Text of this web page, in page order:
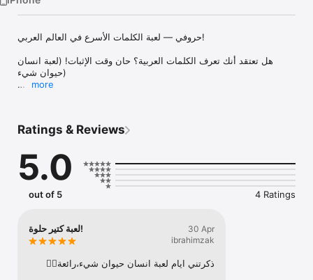
حروفي — لعبة الكلمات الأسرع في العالم العربي!
هل تعتقد أنك تعرف الكلمات العربية؟ حان وقت الإثبات! (لعبة انسان
حيوان شيء)
طريقة اللعب:
- اختر من مختلف الفئات: حيوان، بلد، طعام، اسم، نبات...
- أجب بكلمة تبدأ بالحرف الصحيح قبل انتهاء الوقت
- كلمتك الفريدة = نقطة، كلمة مشتركة مع لاعب آخر = صفر!
more
Ratings & Reviews
5.0
out of 5 4 Ratings
لعبة كتير حلوة!
30 Apr
ibrahimzak
ذكرتني ايام لعبة انسان حيوان شيء،رائعة👍🏻